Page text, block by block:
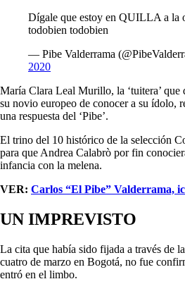
Dígale que estoy en QUILLA a la
todobien todobien
— Pibe Valderrama
2020
María Clara Leal Murillo, la ‘tuitera’ que
su novio europeo de conocer a su ídolo,
una respuesta del ‘Pibe’.
El trino del 10 histórico de la selección
para que Andrea Calabrò por fin
infancia con la melena.
VER: Carlos “El Pibe” Valderrama,
UN IMPREVISTO
La cita que había sido fijada a través de
cuatro de marzo en Bogotá, no fue
entró en el limbo.